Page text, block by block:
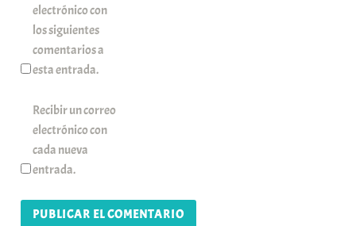
electrónico con
los siguientes
comentarios a
esta entrada.
Recibir un correo
electrónico con
cada nueva
entrada.